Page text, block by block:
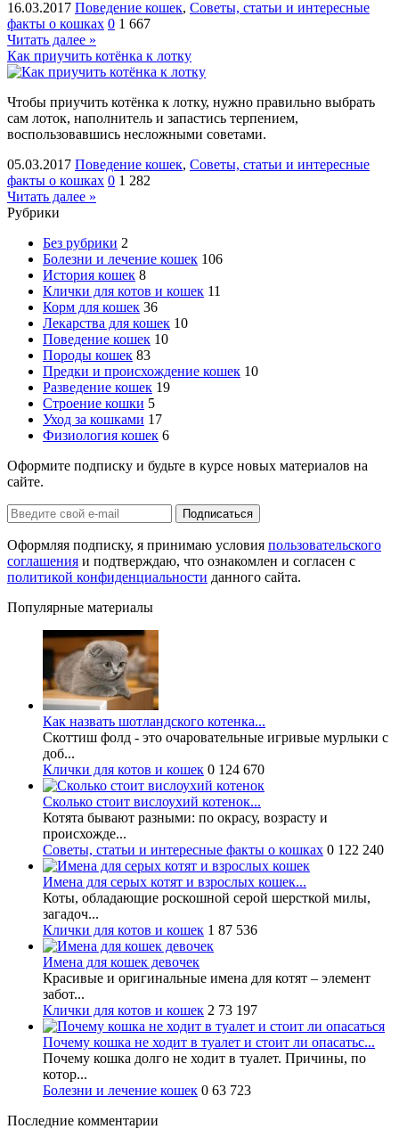
16.03.2017 Поведение кошек, Советы, статьи и интересные
факты о кошках 0 1 667
Читать далее »
Как приучить котёнка к лотку
Чтобы приучить котёнка к лотку, нужно правильно выбрать
сам лоток, наполнитель и запастись терпением,
воспользовавшись несложными советами.
05.03.2017 Поведение кошек, Советы, статьи и интересные
факты о кошках 0 1 282
Читать далее »
Рубрики
Без рубрики 2
Болезни и лечение кошек 106
История кошек 8
Клички для котов и кошек 11
Корм для кошек 36
Лекарства для кошек 10
Поведение кошек 10
Породы кошек 83
Предки и происхождение кошек 10
Разведение кошек 19
Строение кошки 5
Уход за кошками 17
Физиология кошек 6
Оформите подписку и будьте в курсе новых материалов на
сайте.
Оформляя подписку, я принимаю условия пользовательского
соглашения и подтверждаю, что ознакомлен и согласен с
политикой конфиденциальности данного сайта.
Популярные материалы
Как назвать шотландского котенка...
Скоттиш фолд - это очаровательные игривые мурлыки с
доб...
Клички для котов и кошек 0 124 670
Сколько стоит вислоухий котенок...
Котята бывают разными: по окрасу, возрасту и
происхожде...
Советы, статьи и интересные факты о кошках 0 122 240
Имена для серых котят и взрослых кошек...
Коты, обладающие роскошной серой шерсткой милы,
загадоч...
Клички для котов и кошек 1 87 536
Имена для кошек девочек
Красивые и оригинальные имена для котят – элемент
забот...
Клички для котов и кошек 2 73 197
Почему кошка не ходит в туалет и стоит ли опасатьс...
Почему кошка долго не ходит в туалет. Причины, по
котор...
Болезни и лечение кошек 0 63 723
Последние комментарии